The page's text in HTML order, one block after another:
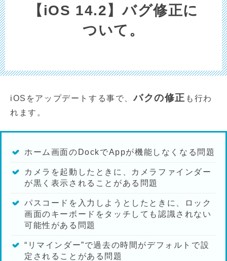
【iOS 14.2】バグ修正に
ついて。
iOSをアップデートする事で、バクの修正 も行わ
れます。
ホーム画面のDockでAppが機能しなくなる問題
カメラを起動したときに、カメラファインダー
が黒く表示されることがある問題
パスコードを入力しようとしたときに、ロック
画面のキーボードをタッチしても認識されない
可能性がある問題
“リマインダー”で過去の時間がデフォルトで設
定されることがある問題